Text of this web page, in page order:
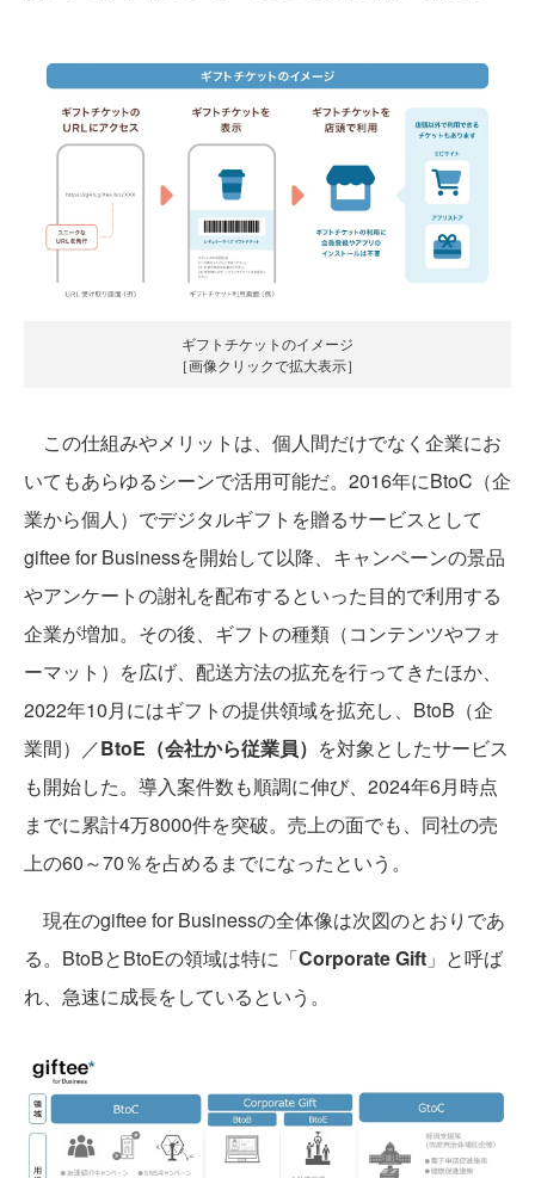
ギフトチケットのイメージ
［画像クリックで拡大表示］
この仕組みやメリットは、個人間だけでなく企業にお
いてもあらゆるシーンで活用可能だ。2016年にBtoC（企
業から個人）でデジタルギフトを贈るサービスとして
giftee for Businessを開始して以降、キャンペーンの景品
やアンケートの謝礼を配布するといった目的で利用する
企業が増加。その後、ギフトの種類（コンテンツやフォ
ーマット）を広げ、配送方法の拡充を行ってきたほか、
2022年10月にはギフトの提供領域を拡充し、BtoB（企
業間）／BtoE（会社から従業員） を対象としたサービス
も開始した。導入案件数も順調に伸び、2024年6月時点
までに累計4万8000件を突破。売上の面でも、同社の売
上の60～70％を占めるまでになったという。
現在のgiftee for Businessの全体像は次図のとおりであ
る。BtoBとBtoEの領域は特に「Corporate Gift 」と呼ば
れ、急速に成長をしているという。